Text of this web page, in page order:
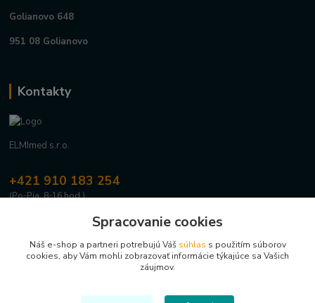
Golianovo 648
951 08 Golianovo
Kontakty
ELMImed s.r.o.
+421 910 183 254
(Po-Pia, 8-16 hod.)
info@elmimed.skSpracovanie cookies
Náš e-shop a partneri potrebujú Váš súhlas s použitím súborov
cookies, aby Vám mohli zobrazovať informácie týkajúce sa Vašich
záujmov.